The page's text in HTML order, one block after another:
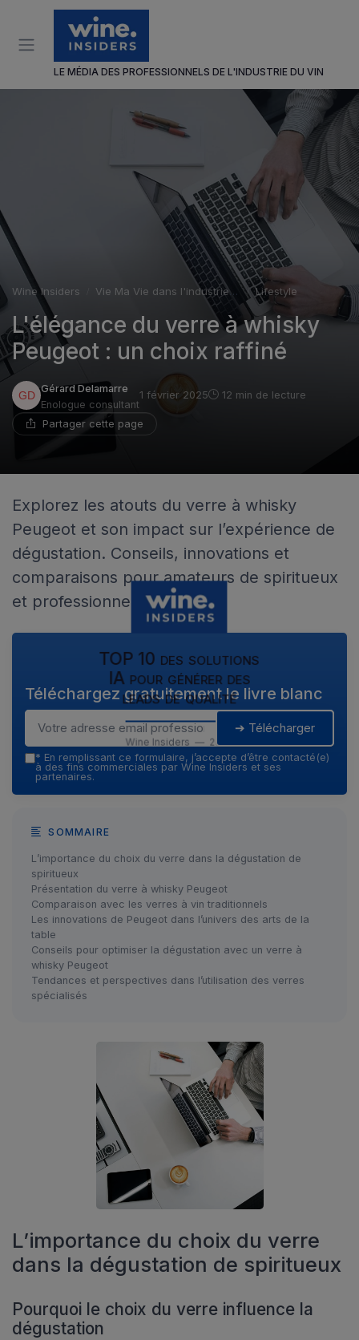
LE MÉDIA DES PROFESSIONNELS DE L'INDUSTRIE DU VIN
Wine Insiders Vie Ma Vie dans l'industrie du vin Lifestyle
L'élégance du verre à whisky
Peugeot : un choix raffiné
Gérard Delamarre
Enologue consultant
1 février 2025 12 min de lecture
Partager cette page
Explorez les atouts du verre à whisky
Peugeot et son impact sur l’expérience de
dégustation. Conseils, innovations et
comparaisons pour amateurs de spiritueux
et professionnels du vin.
TOP 10 des solutions
IA pour générer des
leads de qualité
Wine Insiders — 2026
Téléchargez gratuitement le livre blanc
➔ Télécharger
* En remplissant ce formulaire, j’accepte d’être contacté(e)
à des fins commerciales par Wine Insiders et ses
partenaires.
SOMMAIRE
L’importance du choix du verre dans la dégustation de
spiritueux
Présentation du verre à whisky Peugeot
Comparaison avec les verres à vin traditionnels
Les innovations de Peugeot dans l’univers des arts de la
table
Conseils pour optimiser la dégustation avec un verre à
whisky Peugeot
Tendances et perspectives dans l’utilisation des verres
spécialisés
L’importance du choix du verre
dans la dégustation de spiritueux
Pourquoi le choix du verre influence la
dégustation
Panneau de gestion des cookies